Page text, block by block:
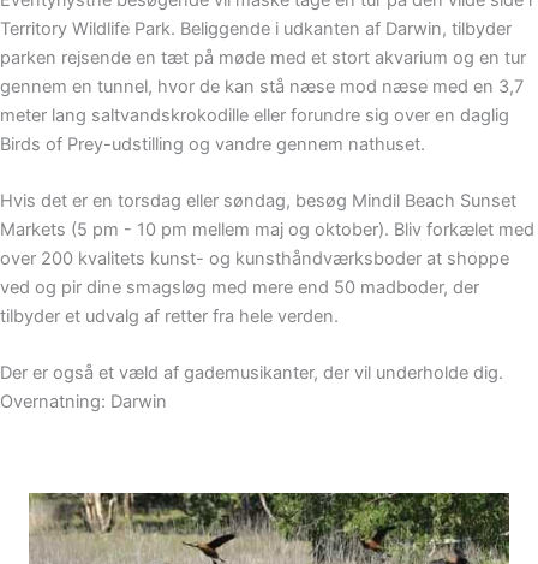
Territory Wildlife Park. Beliggende i udkanten af Darwin, tilbyder
parken rejsende en tæt på møde med et stort akvarium og en tur
gennem en tunnel, hvor de kan stå næse mod næse med en 3,7
meter lang saltvandskrokodille eller forundre sig over en daglig
Birds of Prey-udstilling og vandre gennem nathuset.
Hvis det er en torsdag eller søndag, besøg Mindil Beach Sunset
Markets (5 pm - 10 pm mellem maj og oktober). Bliv forkælet med
over 200 kvalitets kunst- og kunsthåndværksboder at shoppe
ved og pir dine smagsløg med mere end 50 madboder, der
tilbyder et udvalg af retter fra hele verden.
Der er også et væld af gademusikanter, der vil underholde dig.
Overnatning: Darwin